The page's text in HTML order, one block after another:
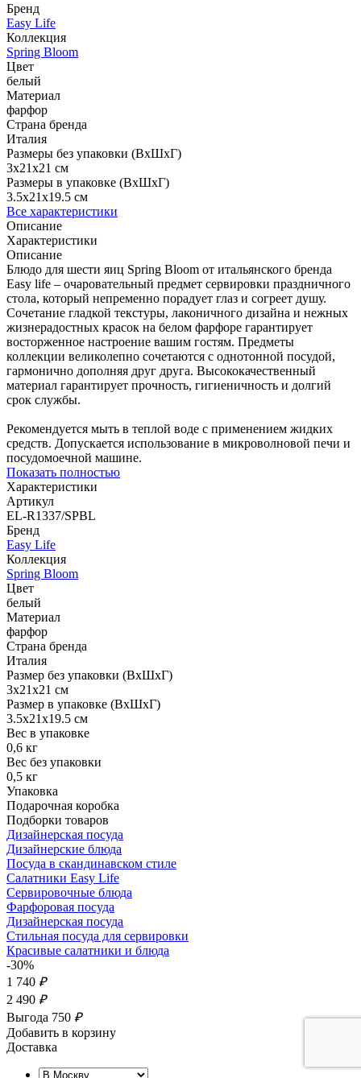
Бренд
Easy Life
Коллекция
Spring Bloom
Цвет
белый
Материал
фарфор
Страна бренда
Италия
Размеры без упаковки (ВхШхГ)
3x21x21 см
Размеры в упаковке (ВхШхГ)
3.5x21x19.5 см
Все характеристики
Описание
Характеристики
Описание
Блюдо для шести яиц Spring Bloom от итальянского бренда
Easy life – очаровательный предмет сервировки праздничного
стола, который непременно порадует глаз и согреет душу.
Сочетание гладкой текстуры, лаконичного дизайна и нежных
жизнерадостных красок на белом фарфоре гарантирует
восторженное настроение вашим гостям. Предметы
коллекции великолепно сочетаются с однотонной посудой,
гармонично дополняя друг друга. Высококачественный
материал гарантирует прочность, гигиеничность и долгий
срок службы.
Рекомендуется мыть в теплой воде с применением жидких
средств. Допускается использование в микроволновой печи и
посудомоечной машине.
Показать полностью
Характеристики
Артикул
EL-R1337/SPBL
Бренд
Easy Life
Коллекция
Spring Bloom
Цвет
белый
Материал
фарфор
Страна бренда
Италия
Размер без упаковки (ВхШхГ)
3x21x21 см
Размер в упаковке (ВхШхГ)
3.5x21x19.5 см
Вес в упаковке
0,6 кг
Вес без упаковки
0,5 кг
Упаковка
Подарочная коробка
Подборки товаров
Дизайнерская посуда
Дизайнерские блюда
Посуда в скандинавском стиле
Салатники Easy Life
Сервировочные блюда
Фарфоровая посуда
Дизайнерская посуда
Стильная посуда для сервировки
Красивые салатники и блюда
-30%
1 740 ₽
2 490 ₽
Выгода 750 ₽
Добавить в корзину
Доставка